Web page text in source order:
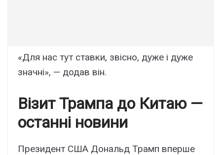
«Для нас тут ставки, звісно, дуже і дуже
значні», — додав він.
Візит Трампа до Китаю —
останні новини
Президент США Дональд Трамп вперше